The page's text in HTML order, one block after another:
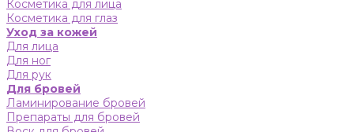
Косметика для лица
Косметика для глаз
Уход за кожей
Для лица
Для ног
Для рук
Для бровей
Ламинирование бровей
Препараты для бровей